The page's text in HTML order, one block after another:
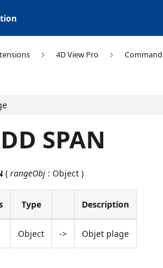
4D View Pro
SPAN
(rangeObj : Object )
Type Description
Object -> Objet plage